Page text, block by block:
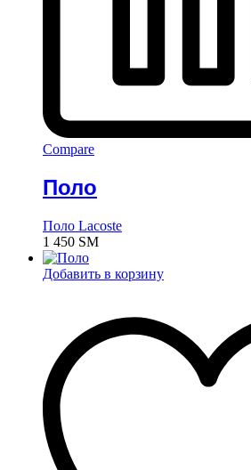
Compare
Поло
Поло Lacoste
1 450 ЅМ
Добавить в корзину